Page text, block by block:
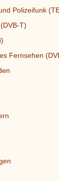
Polizeifunk
T)
Fernsehen